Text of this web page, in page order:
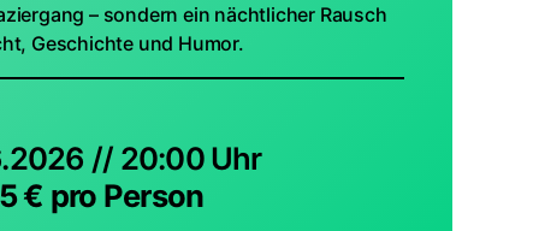
– sondern ein nächtlicher Rausch
Geschichte und Humor.
// 20:00 Uhr
€ pro Person